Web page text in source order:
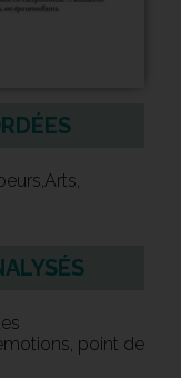
point de